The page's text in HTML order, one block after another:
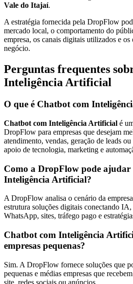
Vale do Itajaí.
A estratégia fornecida pela DropFlow
mercado local, o comportamento do
empresa, os canais digitais utilizados e
negócio.
Perguntas frequentes
Inteligência Artificial
O que é Chatbot com
Chatbot com Inteligência Artificial é
DropFlow para empresas que desejam
atendimento, vendas, geração de leads
apoio de tecnologia, marketing e
Como a DropFlow pode ajudar
Inteligência Artificial?
A DropFlow analisa o cenário da
estrutura soluções digitais conectando
WhatsApp, sites, tráfego pago e
Chatbot com Inteligência
empresas pequenas?
Sim. A DropFlow fornece soluções que
pequenas e médias empresas que
site, redes sociais ou anúncios.